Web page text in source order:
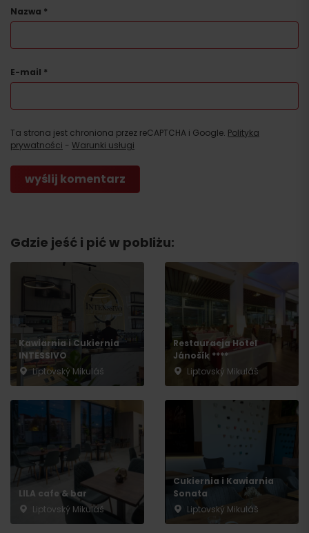
Nazwa *
E-mail *
Ta strona jest chroniona przez reCAPTCHA i Google. Polityka
prywatności - Warunki usługi
Gdzie jeść i pić w pobliżu:
Kawiarnia i Cukiernia
INTESSIVO
Liptovský Mikuláš
Restauracja Hotel
Jánošík ****
Liptovský Mikuláš
LILA cafe & bar
Liptovský Mikuláš
Cukiernia i Kawiarnia
Sonata
Liptovský Mikuláš
Przyjazd